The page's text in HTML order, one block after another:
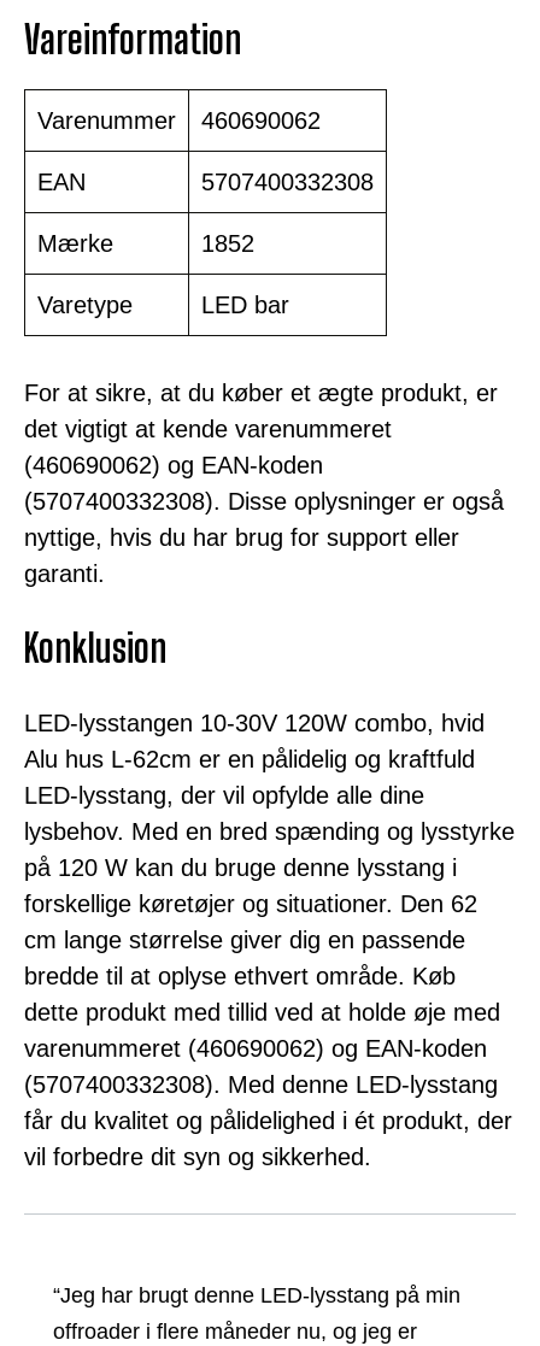
Vareinformation
Varenummer 460690062
EAN 5707400332308
Mærke 1852
Varetype LED bar
For at sikre, at du køber et ægte produkt, er
det vigtigt at kende varenummeret
(460690062) og EAN-koden
(5707400332308). Disse oplysninger er også
nyttige, hvis du har brug for support eller
garanti.
Konklusion
LED-lysstangen 10-30V 120W combo, hvid
Alu hus L-62cm er en pålidelig og kraftfuld
LED-lysstang, der vil opfylde alle dine
lysbehov. Med en bred spænding og lysstyrke
på 120 W kan du bruge denne lysstang i
forskellige køretøjer og situationer. Den 62
cm lange størrelse giver dig en passende
bredde til at oplyse ethvert område. Køb
dette produkt med tillid ved at holde øje med
varenummeret (460690062) og EAN-koden
(5707400332308). Med denne LED-lysstang
får du kvalitet og pålidelighed i ét produkt, der
vil forbedre dit syn og sikkerhed.
“Jeg har brugt denne LED-lysstang på min
offroader i flere måneder nu, og jeg er